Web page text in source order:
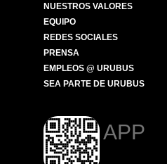
NUESTROS VALORES
EQUIPO
REDES SOCIALES
PRENSA
EMPLEOS @ URUBUS
SEA PARTE DE URUBUS
APP